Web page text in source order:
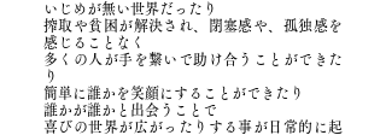
いじめが無い世界だったり
搾取や貧困が解決され、閉塞感や、孤独感を
感じることなく
多くの人が手を繋いで助け合うことができた
り
簡単に誰かを笑顔にすることができたり
誰かが誰かと出会うことで
喜びの世界が広がったりする事が日常的に起